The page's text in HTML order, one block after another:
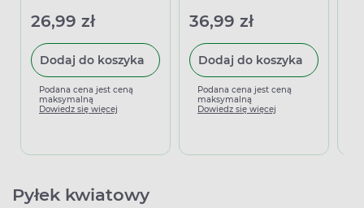
26,99 zł
Dodaj do koszyka
Podana cena jest ceną
maksymalną
Dowiedz się więcej
36,99 zł
Dodaj do koszyka
Podana cena jest ceną
maksymalną
Dowiedz się więcej
Pyłek kwiatowy